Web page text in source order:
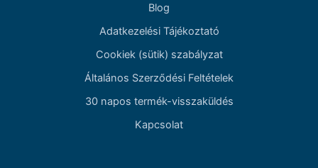
Blog
Adatkezelési Tájékoztató
Cookiek (sütik) szabályzat
Általános Szerződési Feltételek
30 napos termék-visszaküldés
Kapcsolat